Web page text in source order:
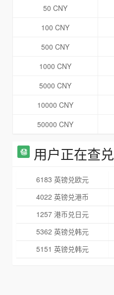
50 CNY
100 CNY
500 CNY
1000 CNY
5000 CNY
10000 CNY
50000 CNY
用户正在查兑
6183 英镑兑欧元
4022 英镑兑港币
1257 港币兑日元
5362 英镑兑韩元
5151 英镑兑韩元